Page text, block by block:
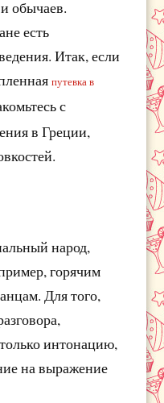
обычаев.
есть
Итак, если
путевка в
с
в Греции,
народ,
горячим
Для того,
интонацию,
на выражение